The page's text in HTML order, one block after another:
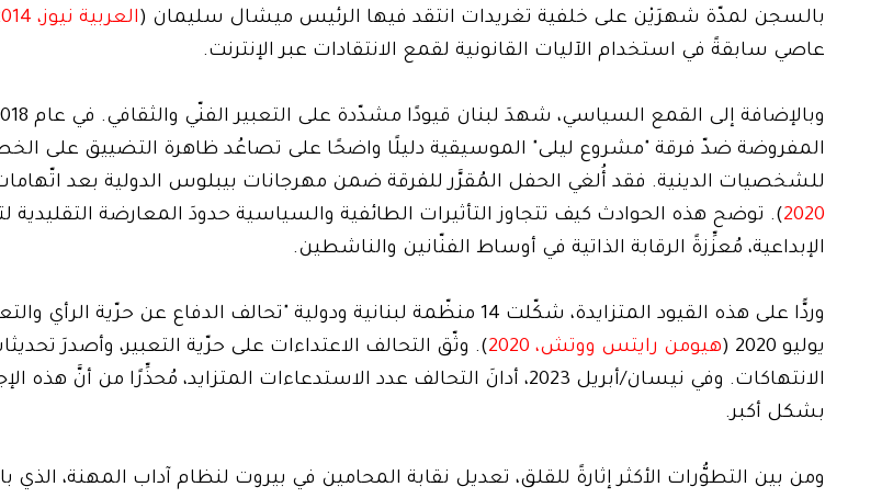
بالسجن لمدّة شهرَيْن على خلفية تغريدات انتقد فيها الرئيس ميشال سليمان (العربية نيوز، 2014
عاصي سابقةً في استخدام الآليات القانونية لقمع الانتقادات عبر الإنترنت.
المفروضة ضدّ فرقة "مشروع ليلى" الموسيقية دليلًا واضحًا على تصاعُد ظاهرة التضييق على
للشخصيات الدينية. فقد أُلغي الحفل المُقرَّر للفرقة ضمن مهرجانات بيبلوس الدولية بعد
2020). توضح هذه الحوادث كيف تتجاوز التأثيرات الطائفية والسياسية حدودَ المعارضة
الإبداعية، مُعزِّزةً الرقابة الذاتية في أوساط الفنّانين والناشطين.
وردًّا على هذه القيود المتزايدة، شكّلت 14 منظّمة لبنانية ودولية "تحالف الدفاع عن
يوليو 2020 (
هيومن رايتس ووتش، 2020
). وثّق التحالف الاعتداءات على حرّية التعبير، وأصدرَ
الانتهاكات. وفي نيسان/أبريل 2023، أدانَ التحالف عدد الاستدعاءات المتزايد، مُحذِّرًا من
بشكل أكبر.
ومن بين التطوُّرات الأكثر إثارةً للقلق، تعديل نقابة المحامين في بيروت لنظام آداب المهنة،